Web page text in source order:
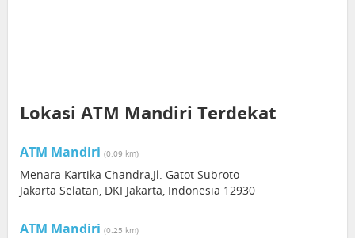
Lokasi ATM Mandiri Terdekat
ATM Mandiri (0.09 km)
Menara Kartika Chandra,Jl. Gatot Subroto
Jakarta Selatan, DKI Jakarta, Indonesia 12930
ATM Mandiri (0.25 km)